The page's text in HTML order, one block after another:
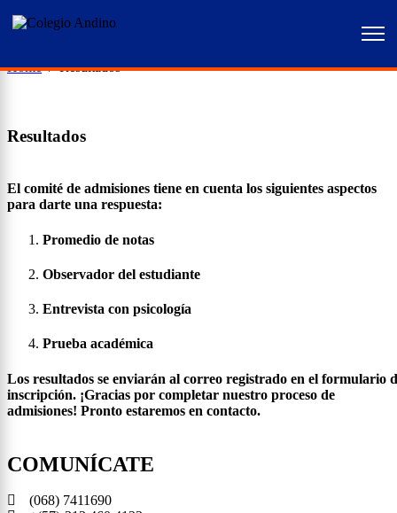
Home Resultados
Resultados
El comité de admisiones tiene en cuenta los siguientes aspectos
para darte una respuesta:
Promedio de notas
Observador del estudiante
Entrevista con psicología
Prueba académica
Los resultados se enviarán al correo registrado en el formulario
inscripción. ¡Gracias por completar nuestro proceso de
admisiones! Pronto estaremos en contacto.
COMUNÍCATE
(068) 7411690